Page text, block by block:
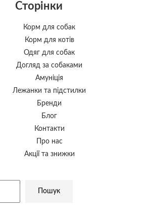
Сторінки
Корм для собак
Корм для котів
Одяг для собак
Догляд за собаками
Амуніція
Лежанки та підстилки
Бренди
Блог
Контакти
Про нас
Акції та знижки
Пошук